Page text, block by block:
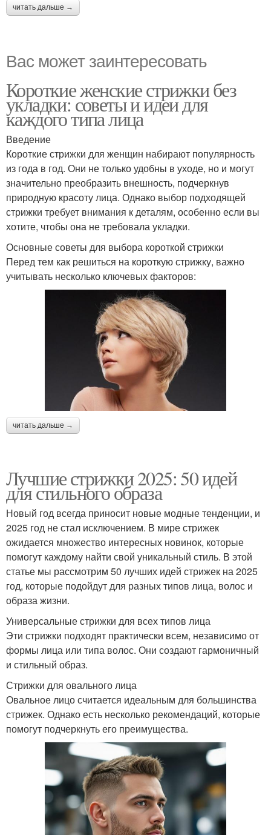
читать дальше →
Вас может заинтересовать
Короткие женские стрижки без
укладки: советы и идеи для
каждого типа лица
Введение
Короткие стрижки для женщин набирают популярность
из года в год. Они не только удобны в уходе, но и могут
значительно преобразить внешность, подчеркнув
природную красоту лица. Однако выбор подходящей
стрижки требует внимания к деталям, особенно если вы
хотите, чтобы она не требовала укладки.
Основные советы для выбора короткой стрижки
Перед тем как решиться на короткую стрижку, важно
учитывать несколько ключевых факторов:
читать дальше →
Лучшие стрижки 2025: 50 идей
для стильного образа
Новый год всегда приносит новые модные тенденции, и
2025 год не стал исключением. В мире стрижек
ожидается множество интересных новинок, которые
помогут каждому найти свой уникальный стиль. В этой
статье мы рассмотрим 50 лучших идей стрижек на 2025
год, которые подойдут для разных типов лица, волос и
образа жизни.
Универсальные стрижки для всех типов лица
Эти стрижки подходят практически всем, независимо от
формы лица или типа волос. Они создают гармоничный
и стильный образ.
Стрижки для овального лица
Овальное лицо считается идеальным для большинства
стрижек. Однако есть несколько рекомендаций, которые
помогут подчеркнуть его преимущества.